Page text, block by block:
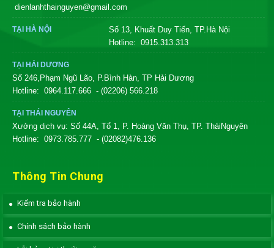
dienlanhthainguyen@gmail.com
TẠI HÀ NỘI
Số 13, Khuất Duy Tiến, TP.Hà Nội
Hotline: 0915.313.313
TẠI HẢI DƯƠNG
Số 246,Phạm Ngũ Lão, P.Bình Hàn, TP Hải Dương
Hotline: 0964.117.666 - (02206) 566.218
TẠI THÁI NGUYÊN
Xưởng dịch vụ: Số 44A, Tổ 1, P. Hoàng Văn Thụ, TP. TháiNguyên
Hotline: 0973.785.777 - (02082)476.136
Thông Tin Chung
Kiểm tra bảo hành
Chính sách bảo hành